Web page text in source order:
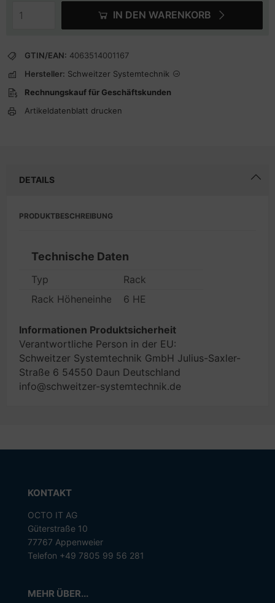
IN DEN WARENKORB
GTIN/EAN: 4063514001167
Hersteller: Schweitzer Systemtechnik
Rechnungskauf für Geschäftskunden
Artikeldatenblatt drucken
DETAILS
PRODUKTBESCHREIBUNG
Technische Daten
Typ
Rack
Rack Höheneinheiten6 HE
Informationen Produktsicherheit
Verantwortliche Person in der EU:
Schweitzer Systemtechnik GmbH Julius-Saxler-
Straße 6 54550 Daun Deutschland
info@schweitzer-systemtechnik.de
KONTAKT
OCTO IT AG
Güterstraße 10
77767 Appenweier
Telefon +49 7805 99 56 281
MEHR ÜBER...